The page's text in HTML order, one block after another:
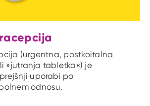
(urgentna, postkoitalna
»jutranja tabletka«) je
uporabi po
odnosu.